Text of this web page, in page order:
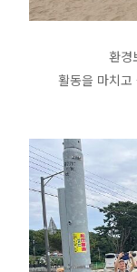
환경
활동을 마치고